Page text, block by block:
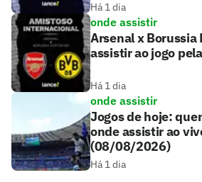
Há 1 dia
onde assistir
Arsenal x
assistir ao jogo
Há 1 dia
onde assistir
Jogos de hoje:
onde assistir ao
(08/08/2026)
Há 1 dia